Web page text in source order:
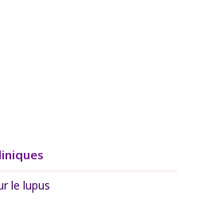
le lupus